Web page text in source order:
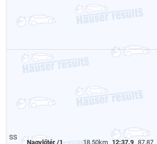
SS
Nagylőtér /1 18.50km 12:37.9 87.87